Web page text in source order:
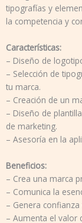
tipografías y
la competencia y
Características:
– Diseño de
– Selección de
tu marca.
– Creación de un
– Diseño de
de marketing.
– Asesoría en la
Beneficios:
– Crea una marca
– Comunica la
– Genera
– Aumenta el valor